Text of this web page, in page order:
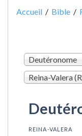
Accueil / Bible /
Deutéronome
Reina-Valera
REINA-VALERA